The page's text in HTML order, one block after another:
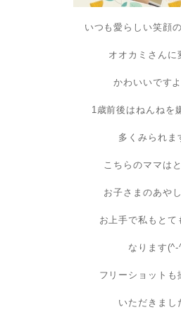
いつも愛らしい笑顔
オオカミさんに
かわいいです
1歳前後はねんねを
多くみられま
こちらのママは
お子さまのあや
お上手で私もとて
なります(^-
フリーショットも
いただきまし